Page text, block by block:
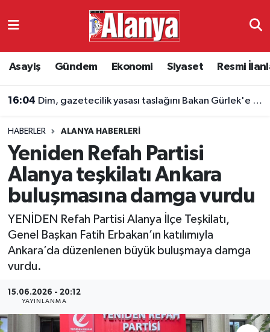
Asayiş Gündem Ekonomi Siyaset Resmi
16:04 Dim, gazetecilik yasası taslağını Bakan Gürlek'e sundu
HABERLER ALANYA HABERLERI
Yeniden Refah Partisi
Alanya teşkilatı Ankara
buluşmasına damga vurdu
YENİDEN Refah Partisi Alanya İlçe Teşkilatı,
Genel Başkan Fatih Erbakan’ın katılımıyla
Ankara’da düzenlenen büyük buluşmaya damga
vurdu.
15.06.2026 - 20:12
YAYINLANMA
Ekonomi
Resmi İlanlar
Alanyaspor
Turizm
Antalya Namaz Vakitleri
Süper Lig Puan Durumu ve Fikstür
Tüm Manşetler
Son Dakika Haberleri